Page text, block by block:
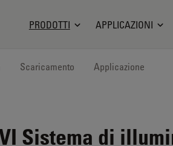
Logo
PRODOTTI APPLICAZIONI
Scaricamento Applicazione
Sistema di